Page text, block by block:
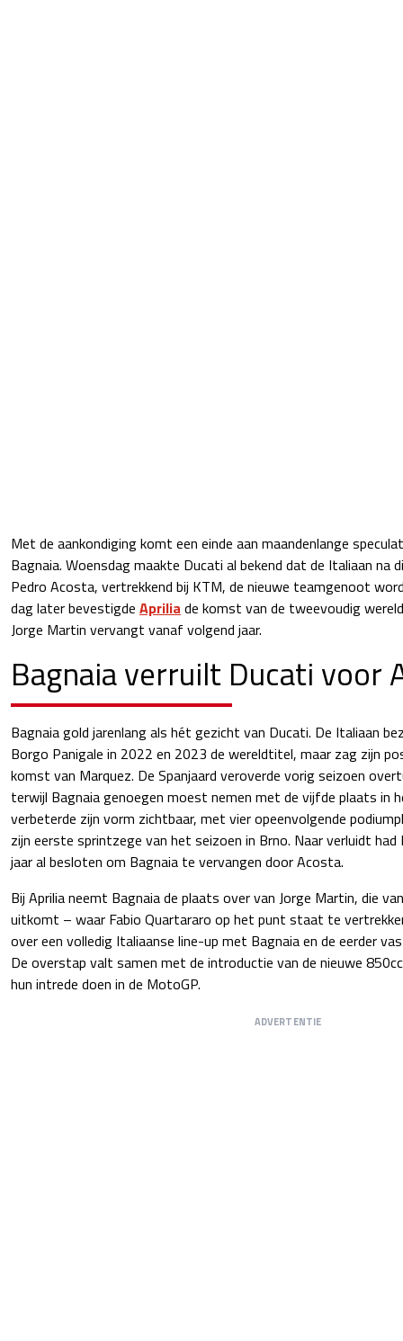
Met de aankondiging komt een einde aan maandenlange
Bagnaia. Woensdag maakte Ducati al bekend dat de Italiaan
Pedro Acosta, vertrekkend bij KTM, de nieuwe teamgenoot
dag later bevestigde Aprilia de komst van de tweevoudig
Jorge Martin vervangt vanaf volgend jaar.
Bagnaia verruilt Ducati voor
Bagnaia gold jarenlang als hét gezicht van Ducati. De Italiaan
Borgo Panigale in 2022 en 2023 de wereldtitel, maar zag zijn
komst van Marquez. De Spanjaard veroverde vorig seizoen
terwijl Bagnaia genoegen moest nemen met de vijfde plaats in
verbeterde zijn vorm zichtbaar, met vier opeenvolgende
zijn eerste sprintzege van het seizoen in Brno. Naar verluidt
jaar al besloten om Bagnaia te vervangen door Acosta.
Bij Aprilia neemt Bagnaia de plaats over van Jorge Martin, die
uitkomt – waar Fabio Quartararo op het punt staat te
over een volledig Italiaanse line-up met Bagnaia en de eerder
De overstap valt samen met de introductie van de nieuwe
hun intrede doen in de MotoGP.
ADVERTENTIE